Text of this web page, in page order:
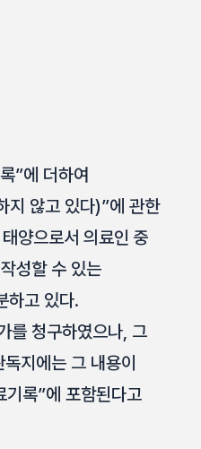
”에 더하여
지 않고 있다)”에 관한
양으로서 의료인 중
성할 수 있는
하고 있다.
를 청구하였으나, 그
지에는 그 내용이
록”에 포함된다고